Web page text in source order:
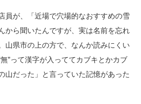
員が、「近場で穴場的なおすすめの雪
から聞いたんですが、実は名前を忘れ
山県市の上の方で、なんか読みにくい
”って漢字が入っててカブキとかカブ
山だった」と言っていた記憶があった